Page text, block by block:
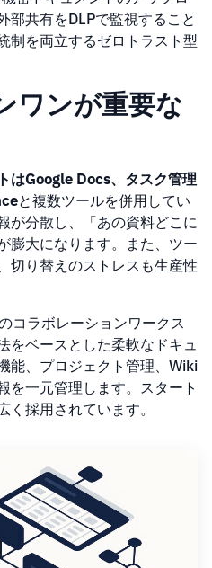
部共有をDLPで監視すること
制を両立するゼロトラスト型
ワンが重要な
はGoogle Docs、タスク管理
と複数ツールを併用してい
が分散し、「あの資料どこに
膨大になります。また、ツー
切り替えのストレスも生産性
コラボレーションワークス
ベースとした柔軟なドキュ
能、プロジェクト管理、Wiki
を一元管理します。スタート
採用されています。